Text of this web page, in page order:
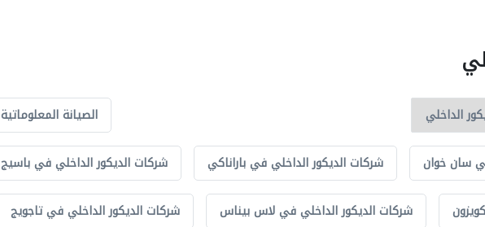
الصيانة المعلوماتية
شركات الديكور الداخلي في باسيج شركات الديكور الداخلي في باراناكي سان خوان
شركات الديكور الداخلي في تاجويج شركات الديكور الداخلي في لاس بيناس